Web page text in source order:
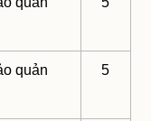
quản
5